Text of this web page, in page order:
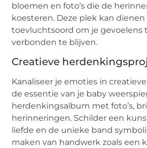
bloemen en foto’s die de
koesteren. Deze plek kan dienen
toevluchtsoord om je gevoelens
verbonden te blijven.
Creatieve
Kanaliseer je emoties in
de essentie van je baby
herdenkingsalbum met foto’s,
herinneringen. Schilder een
liefde en de unieke band
maken van handwerk zoals een